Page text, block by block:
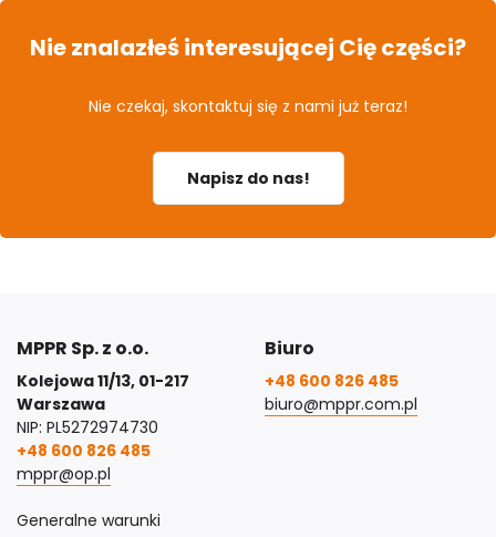
Nie znalazłeś interesującej Cię części?
Nie czekaj, skontaktuj się z nami już teraz!
Napisz do nas!
MPPR Sp. z o.o.
Kolejowa 11/13, 01-217
Warszawa
NIP: PL5272974730
+48 600 826 485
mppr@op.pl
Generalne warunki
Biuro
+48 600 826 485
biuro@mppr.com.pl